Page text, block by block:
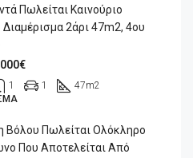
Πωλείται Καινούριο
Διαμέρισμα 2άρι 47m2, 4ου
1 1 47m2
Βόλου Πωλείται Ολόκληρο
Που Αποτελείται Από